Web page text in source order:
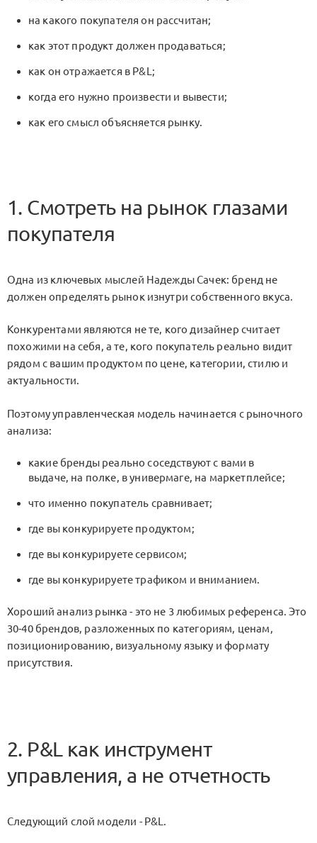
на какого покупателя он рассчитан;
как этот продукт должен продаваться;
как он отражается в P&L;
когда его нужно произвести и вывести;
как его смысл объясняется рынку.
1. Смотреть на рынок глазами
покупателя
Одна из ключевых мыслей Надежды Сачек: бренд не
должен определять рынок изнутри собственного вкуса.
Конкурентами являются не те, кого дизайнер считает
похожими на себя, а те, кого покупатель реально видит
рядом с вашим продуктом по цене, категории, стилю и
актуальности.
Поэтому управленческая модель начинается с рыночного
анализа:
какие бренды реально соседствуют с вами в
выдаче, на полке, в универмаге, на маркетплейсе;
что именно покупатель сравнивает;
где вы конкурируете продуктом;
где вы конкурируете сервисом;
где вы конкурируете трафиком и вниманием.
Хороший анализ рынка - это не 3 любимых референса. Это
30-40 брендов, разложенных по категориям, ценам,
позиционированию, визуальному языку и формату
присутствия.
2. P&L как инструмент
управления, а не отчетность
Следующий слой модели - P&L .